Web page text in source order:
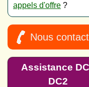
appels d'offre ?
Nous
Assistance
DC2